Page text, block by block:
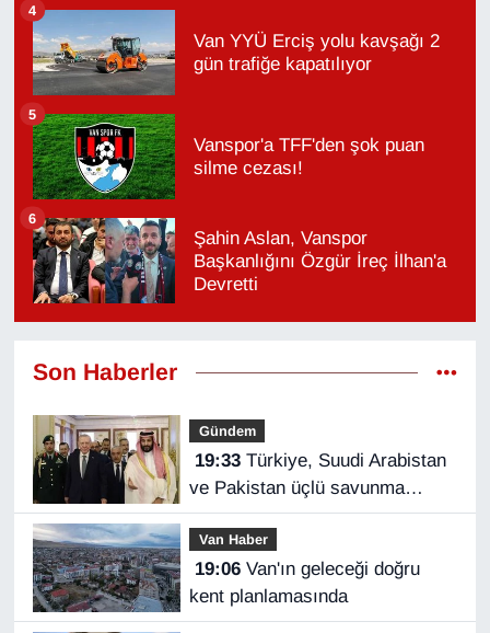
Van YYÜ Erciş yolu kavşağı 2
gün trafiğe kapatılıyor
4
Vanspor'a TFF'den şok puan
silme cezası!
5
Şahin Aslan, Vanspor
Başkanlığını Özgür İreç İlhan'a
Devretti
6
Son Haberler
Gündem
19:33Türkiye, Suudi Arabistan
ve Pakistan üçlü savunma
anlaşması imzaladı
Van Haber
19:06Van'ın geleceği doğru
kent planlamasında